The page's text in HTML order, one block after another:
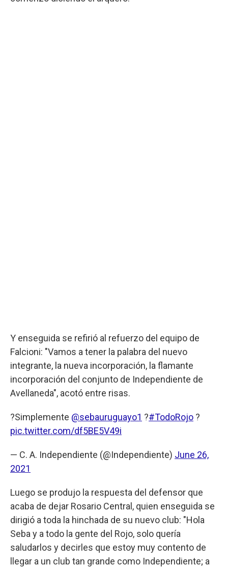
Y enseguida se refirió al refuerzo del equipo de
Falcioni: "Vamos a tener la palabra del nuevo
integrante, la nueva incorporación, la flamante
incorporación del conjunto de Independiente de
Avellaneda", acotó entre risas.
?Simplemente @sebauruguayo1 ?#TodoRojo ?
pic.twitter.com/df5BE5V49i
— C. A. Independiente (@Independiente) June 26,
2021
Luego se produjo la respuesta del defensor que
acaba de dejar Rosario Central, quien enseguida se
dirigió a toda la hinchada de su nuevo club: "Hola
Seba y a todo la gente del Rojo, solo quería
saludarlos y decirles que estoy muy contento de
llegar a un club tan grande como Independiente; a